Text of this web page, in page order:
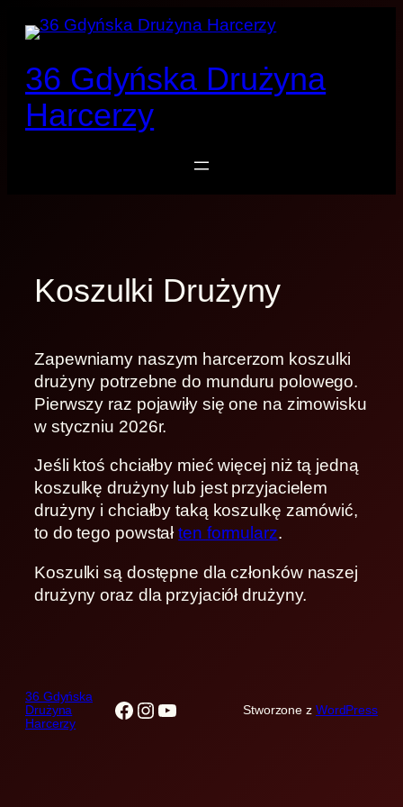
Przejdź
do
36 Gdyńska Drużyna
Harcerzy
Koszulki Drużyny
Zapewniamy naszym harcerzom koszulki
drużyny potrzebne do munduru polowego.
Pierwszy raz pojawiły się one na zimowisku
w styczniu 2026r.
Jeśli ktoś chciałby mieć więcej niż tą jedną
koszulkę drużyny lub jest przyjacielem
drużyny i chciałby taką koszulkę zamówić,
to do tego powstałten formularz.
Koszulki są dostępne dla członków naszej
drużyny oraz dla przyjaciół drużyny.
36 Gdyńska
Drużyna
Harcerzy
Facebook
Instagram
YouTube Stworzone z WordPress